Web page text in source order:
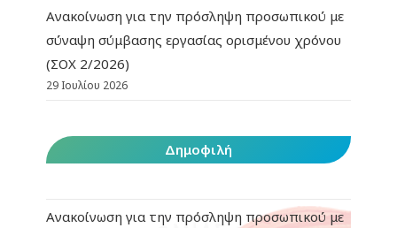
Ανακοίνωση για την πρόσληψη προσωπικού με
σύναψη σύμβασης εργασίας ορισμένου χρόνου
(ΣΟΧ 2/2026)
29 Ιουλίου 2026
Δημοφιλή
Ανακοίνωση για την πρόσληψη προσωπικού με